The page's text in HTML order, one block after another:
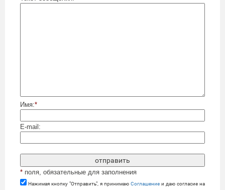
Имя:*
E-mail:
* поля, обязательные для заполнения
Нажимая кнопку "Отправить", я принимаю Cоглашение и даю согласие на